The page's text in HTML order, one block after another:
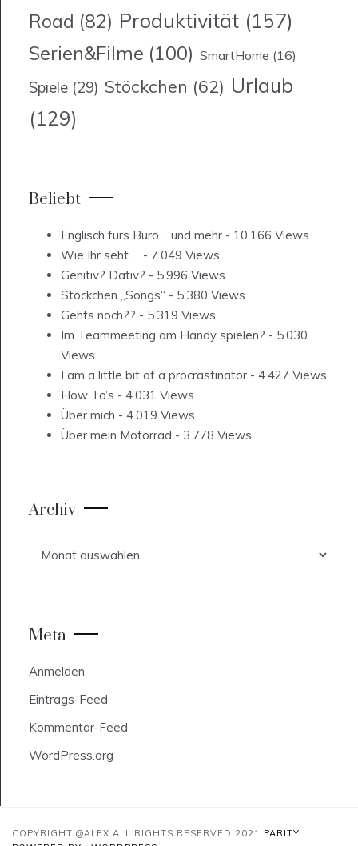
Road (82) Produktivität (157)
Serien&Filme (100) SmartHome (16)
Spiele (29) Stöckchen (62) Urlaub
(129)
Beliebt
Englisch fürs Büro… und mehr - 10.166 Views
Wie Ihr seht…. - 7.049 Views
Genitiv? Dativ? - 5.996 Views
Stöckchen „Songs“ - 5.380 Views
Gehts noch?? - 5.319 Views
Im Teammeeting am Handy spielen? - 5.030
Views
I am a little bit of a procrastinator - 4.427 Views
How To’s - 4.031 Views
Über mich - 4.019 Views
Über mein Motorrad - 3.778 Views
Archiv
Meta
Anmelden
Eintrags-Feed
Kommentar-Feed
WordPress.org
COPYRIGHT @ALEX ALL RIGHTS RESERVED 2021 PARITY